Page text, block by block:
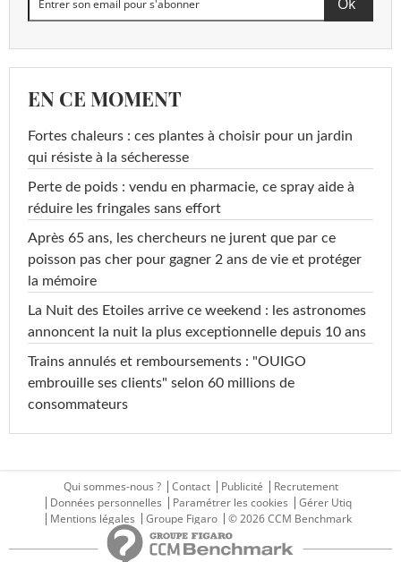
EN CE MOMENT
Fortes chaleurs : ces plantes à choisir pour un jardin
qui résiste à la sécheresse
Perte de poids : vendu en pharmacie, ce spray aide à
réduire les fringales sans effort
Après 65 ans, les chercheurs ne jurent que par ce
poisson pas cher pour gagner 2 ans de vie et protéger
la mémoire
La Nuit des Etoiles arrive ce weekend : les astronomes
annoncent la nuit la plus exceptionnelle depuis 10 ans
Trains annulés et remboursements : "OUIGO
embrouille ses clients" selon 60 millions de
consommateurs
Qui sommes-nous ? Contact Publicité
Recrutement
Données personnelles
Paramétrer les cookies
Gérer Utiq
Mentions légales
Groupe Figaro © 2026 CCM Benchmark